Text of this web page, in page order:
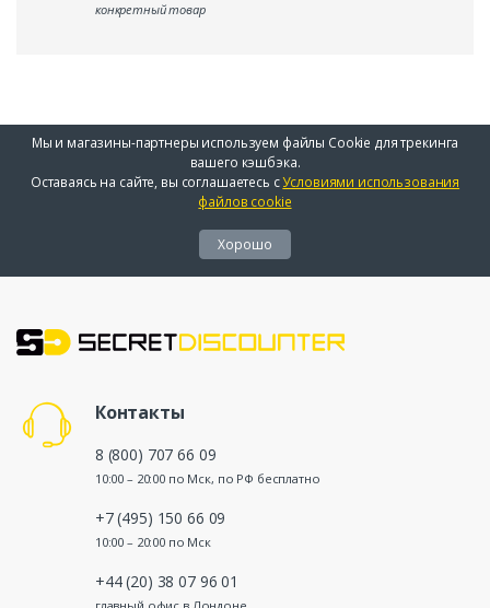
конкретный товар
Мы и магазины-партнеры используем файлы Cookie для трекинга
вашего кэшбэка.
Оставаясь на сайте, вы соглашаетесь сУсловиями использования
файлов cookie
Хорошо
Контакты
8 (800) 707 66 09
10:00 – 20:00 по Мск, по РФ бесплатно
+7 (495) 150 66 09
10:00 – 20:00 по Мск
+44 (20) 38 07 96 01